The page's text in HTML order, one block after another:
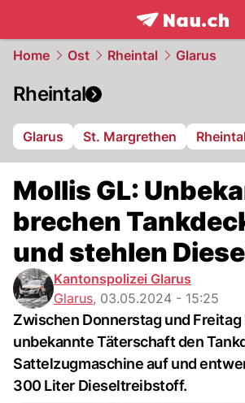
frontpage.
Home Ost Rheintal Glarus
Rheintal
Glarus St. Margrethen
Mollis GL:
brechen
und stehlen
Kantonspolizei Glarus
Glarus, 03.05.2024 - 15:25
Zwischen Donnerstag und Freitag
unbekannte Täterschaft den
Sattelzugmaschine auf und
300 Liter Dieseltreibstoff.